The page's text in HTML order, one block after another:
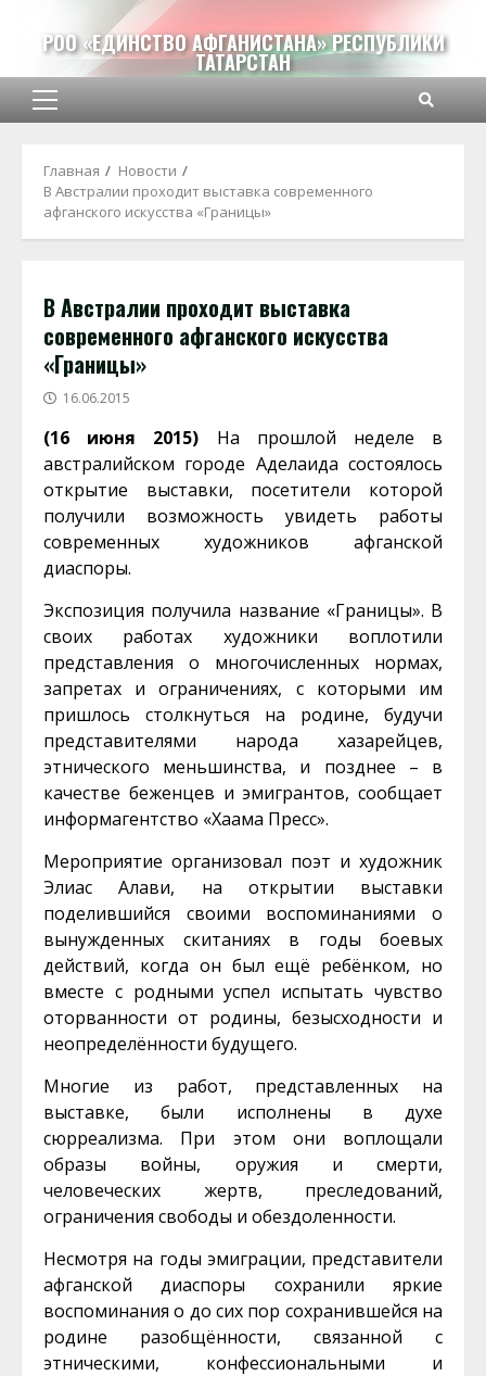
содержимому
РОО «ЕДИНСТВО АФГАНИСТАНА» РЕСПУБЛИКИ
ТАТАРСТАН
Основное
Главная
Новости
В Австралии проходит выставка современного
афганского искусства «Границы»
В Австралии проходит выставка
современного афганского искусства
«Границы»
16.06.2015
(16 июня 2015) На прошлой неделе в
австралийском городе Аделаида состоялось
открытие выставки, посетители которой
получили возможность увидеть работы
современных художников афганской
диаспоры.
Экспозиция получила название «Границы». В
своих работах художники воплотили
представления о многочисленных нормах,
запретах и ограничениях, с которыми им
пришлось столкнуться на родине, будучи
представителями народа хазарейцев,
этнического меньшинства, и позднее – в
качестве беженцев и эмигрантов, сообщает
информагентство «Хаама Пресс».
Мероприятие организовал поэт и художник
Элиас Алави, на открытии выставки
поделившийся своими воспоминаниями о
вынужденных скитаниях в годы боевых
действий, когда он был ещё ребёнком, но
вместе с родными успел испытать чувство
оторванности от родины, безысходности и
неопределённости будущего.
Многие из работ, представленных на
выставке, были исполнены в духе
сюрреализма. При этом они воплощали
образы войны, оружия и смерти,
человеческих жертв, преследований,
ограничения свободы и обездоленности.
Несмотря на годы эмиграции, представители
афганской диаспоры сохранили яркие
воспоминания о до сих пор сохранившейся на
родине разобщённости, связанной с
этническими, конфессиональными и